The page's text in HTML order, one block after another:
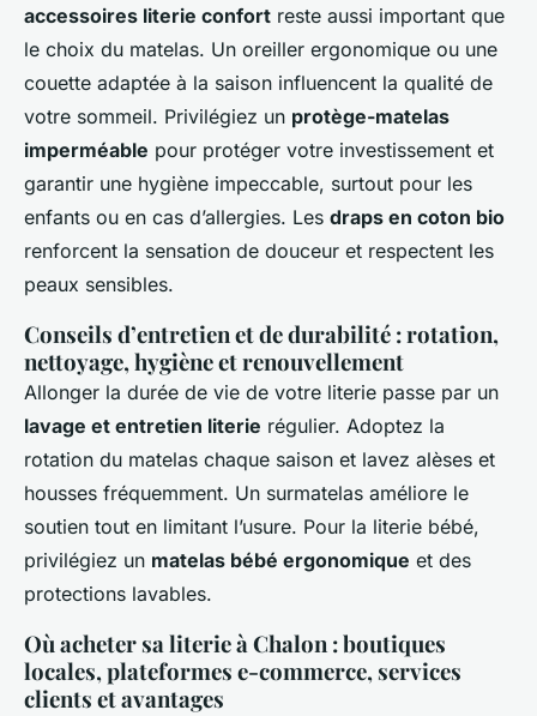
accessoires literie confort reste aussi important que
le choix du matelas. Un oreiller ergonomique ou une
couette adaptée à la saison influencent la qualité de
votre sommeil. Privilégiez un protège-matelas
imperméable pour protéger votre investissement et
garantir une hygiène impeccable, surtout pour les
enfants ou en cas d’allergies. Les draps en coton bio
renforcent la sensation de douceur et respectent les
peaux sensibles.
Conseils d’entretien et de durabilité : rotation,
nettoyage, hygiène et renouvellement
Allonger la durée de vie de votre literie passe par un
lavage et entretien literie régulier. Adoptez la
rotation du matelas chaque saison et lavez alèses et
housses fréquemment. Un surmatelas améliore le
soutien tout en limitant l’usure. Pour la literie bébé,
privilégiez un matelas bébé ergonomique et des
protections lavables.
Où acheter sa literie à Chalon : boutiques
locales, plateformes e-commerce, services
clients et avantages